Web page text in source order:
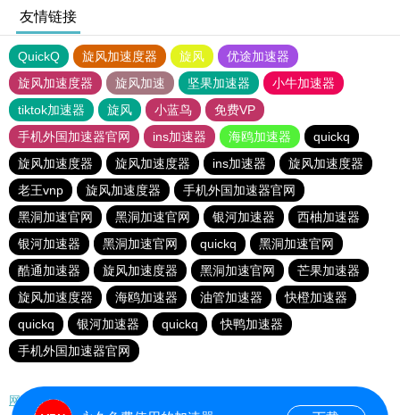
友情链接
QuickQ 旋风加速度器 旋风
优途加速器
旋风加速度器
旋风加速 坚果加速器
小牛加速器
tiktok加速器
旋风 小蓝鸟
免费VP
手机外国加速器官网
ins加速器 海鸥加速器
quickq
旋风加速度器
旋风加速度器 ins加速器
旋风加速度器
老王vnp
旋风加速度器
手机外国加速器官网
黑洞加速官网
黑洞加速官网 银河加速器
西柚加速器
银河加速器
黑洞加速官网 quickq
黑洞加速官网
酷通加速器
旋风加速度器 黑洞加速官网
芒果加速器
旋风加速度器
海鸥加速器 油管加速器
快橙加速器
quickq
银河加速器 quickq
快鸭加速器
手机外国加速器官网
网站地图